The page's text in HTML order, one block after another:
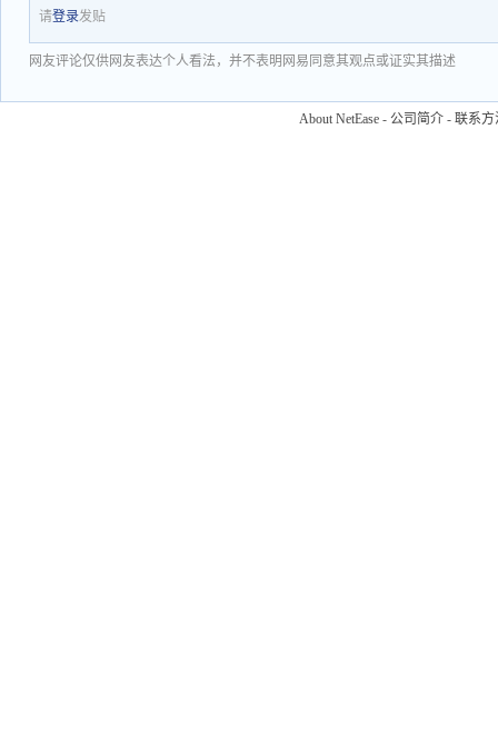
请登录发贴
网友评论仅供网友表达个人看法，并不表明网易同意其观点或证实其描述
About NetEase - 公司简介 - 联系方